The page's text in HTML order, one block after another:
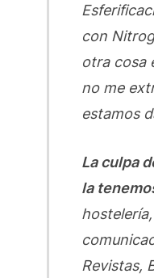
con
otra cosa
no me
estamos
La culpa
la
Revistas,